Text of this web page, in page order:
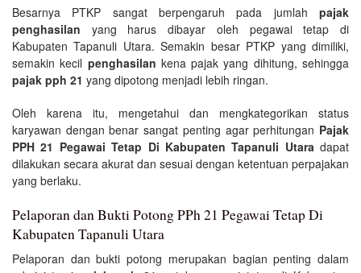
Besarnya PTKP sangat berpengaruh pada jumlah pajak
penghasilan yang harus dibayar oleh pegawai tetap di
Kabupaten Tapanuli Utara. Semakin besar PTKP yang dimiliki,
semakin kecil penghasilan kena pajak yang dihitung, sehingga
pajak pph 21 yang dipotong menjadi lebih ringan.
Oleh karena itu, mengetahui dan mengkategorikan status
karyawan dengan benar sangat penting agar perhitungan Pajak
PPH 21 Pegawai Tetap Di Kabupaten Tapanuli Utaradapat
dilakukan secara akurat dan sesuai dengan ketentuan perpajakan
yang berlaku.
Pelaporan dan Bukti Potong PPh 21 Pegawai Tetap Di
Kabupaten Tapanuli Utara
Pelaporan dan bukti potong merupakan bagian penting dalam